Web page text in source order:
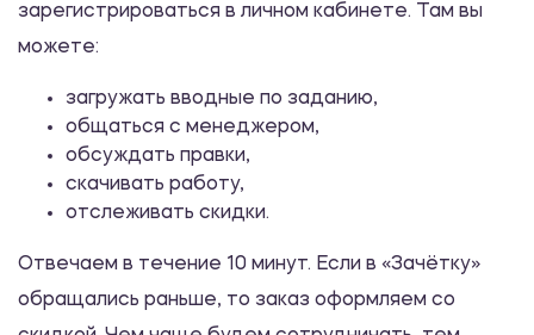
Практикум
управлении персоналом
1200.00 ₽
Практикум
Методика преподавания русской
литературы
зарегистрироваться в личном кабинете. Там вы
можете:
загружать вводные по заданию,
общаться с менеджером,
обсуждать правки,
скачивать работу,
отслеживать скидки.
Отвечаем в течение 10 минут. Если в «Зачётку»
обращались раньше, то заказ оформляем со